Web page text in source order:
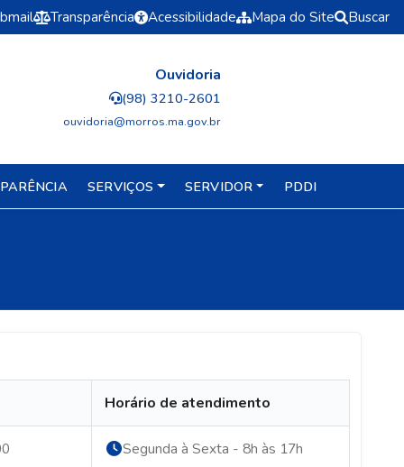
Transparência Acessibilidade Mapa do Site Buscar
Ouvidoria
(98) 3210-2601
ouvidoria@morros.ma.gov.br
SERVIÇOS SERVIDOR PDDI
Horário de atendimento
Segunda à Sexta - 8h às 17h